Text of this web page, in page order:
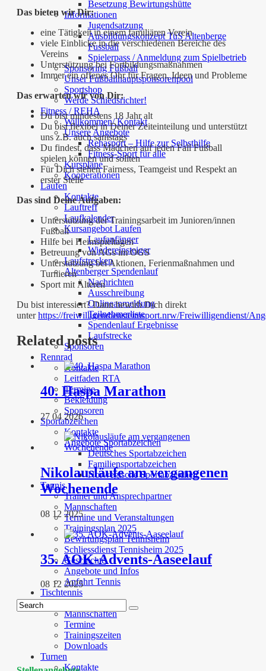
Besetzung Bewirtungshütte
Informationen
Jugendsatzung
Ausbildungskonzept TuS Altenberge
Fussball
Spielerpass / Anmeldung zum Spielbetrieb
Sponsoring Fußball
Unser Fußballhauptsponsorenpool
Sportshop
Werde Schiedsrichter!
Fitness / REHA
Willkommen/ Kontakt
Unsere Angebote
Rehasport – Hilfe zur Selbsthilfe
Fitness-Sport für alle
Kurspläne
Kooperationen
Laufen
Kontakte
Lauftreff
Laufkalender
Kursangebot Laufen
Laufanfänger
Wiedereinsteiger
Laufstrecken
Altenberger Spendenlauf
Nachrichten
Ausschreibung
Onlineanmeldung
Teilnehmerliste
Spendenlauf Ergebnisse
Laufstrecke
Sponsoren
Rennrad
Kontakte
Leitfaden RTA
Termine
Bekleidung
Sponsoren
Sportabzeichen
Kontakte
Angebote Sportabzeichen
Deutsches Sportabzeichen
Familiensportabzeichen
Norwegische Sportabzeichen
Tennis
Trainer und Ansprechpartner
Mannschaften
Termine und Veranstaltungen
Trainingsplan 2025
Bewirtungsplan Tennisheim
Schliessdienst Tennisheim 2025
Geschichte
Angebote und Infos
Anfahrt Tennis
Tischtennis
Kontakte
Mannschaften
Termine
Trainingszeiten
Downloads
Turnen
Kontakte
Das bieten wir Dir:
eine Tätigkeit in einem familiären Verein
viele Einblicke in die verschiedenen Bereiche des
Vereins
Unterstützung bei Fortbildungsmaßnahmen
Immer ein offenes Ohr für Fragen, Ideen und Probleme
Das erwarten wir von Dir:
Du bist mindestens 18 Jahr alt
Du bist flexibel in Deiner Zeiteinteilung und unterstützt
uns z.B. auch samstags
Du findest, dass Mädchen auf jeden Fall Fußball
spielen können und sollten
Für Dich stehen Fairness, Teamgeist und Respekt an
erster Stelle
Das sind Deine Aufgaben:
Unterstützung der Trainingsarbeit im Junioren/innen
Fußball
Hilfe bei Heimspieltagen
Betreuung von AGs im OGS
Unterstützung bei Aktionen, Ferienmaßnahmen und
Turnieren
Sport mit Älteren
Du bist interessiert? Dann bewirb Dich direkt
unterhttps://freiwilligendiensteimsport.nrw/Freiwilligendienst/
Related posts
40. Haspa Marathon
27 04 2026
Nikolausläufe am vergangenen
Wochenende
08 12 2025
35. AOK-Advents-Aaseelauf
08 12 2025